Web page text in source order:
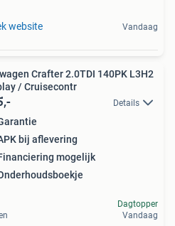
website Vandaag
Crafter 2.0TDI 140PK L3H2
/ Cruisecontr
Details
bij aflevering
mogelijk
Dagtopper
Vandaag